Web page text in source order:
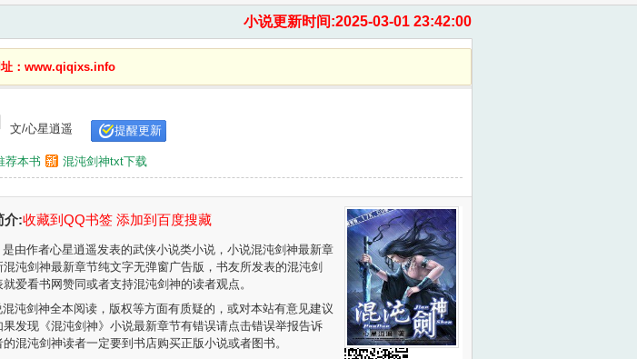
小说更新时间:2025-03-01 23:42:00
址：www.qiqixs.info
文/心星逍遥 提醒更新
荐本书 混沌剑神txt下载
介:收藏到QQ书签 添加到百度搜藏
是由作者心星逍遥发表的武侠小说类小说，小说混沌剑神最新章
混沌剑神最新章节纯文字无弹窗广告版，书友所发表的混沌剑
爱看书网赞同或者支持混沌剑神的读者观点。
沌剑神全本阅读，版权等方面有质疑的，或对本站有意见建议
果发现《混沌剑神》小说最新章节有错误请点击错误举报告诉
混沌剑神读者一定要到书店购买正版小说或者图书。